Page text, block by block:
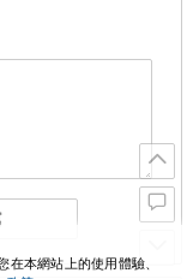
在本網站上的使用體驗、